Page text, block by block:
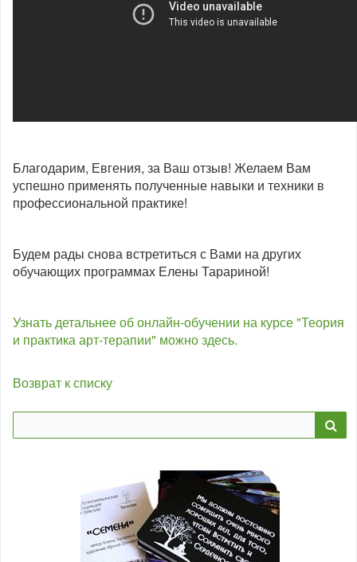
Благодарим, Евгения, за Ваш отзыв! Желаем Вам
успешно применять полученные навыки и техники в
профессиональной практике!
Будем рады снова встретиться с Вами на других
обучающих программах Елены Тарариной!
Узнать детальнее об онлайн-обучении на курсе "Теория
и практика арт-терапии" можно здесь.
Возврат к списку